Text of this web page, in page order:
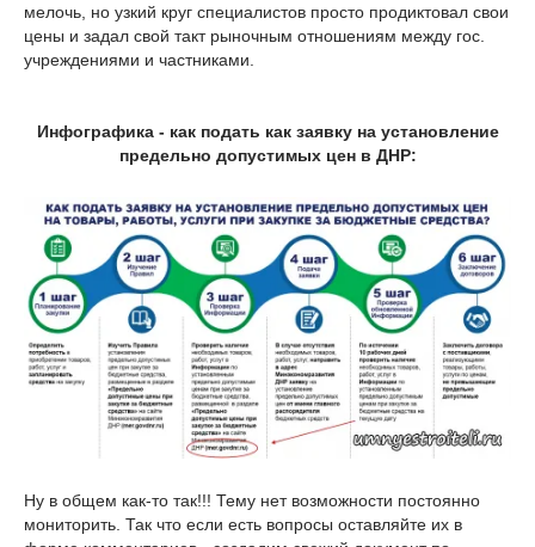
мелочь, но узкий круг специалистов просто продиктовал свои
цены и задал свой такт рыночным отношениям между гос.
учреждениями и частниками.
Инфографика - как подать как заявку на установление
предельно допустимых цен в ДНР:
Ну в общем как-то так!!! Тему нет возможности постоянно
мониторить. Так что если есть вопросы оставляйте их в